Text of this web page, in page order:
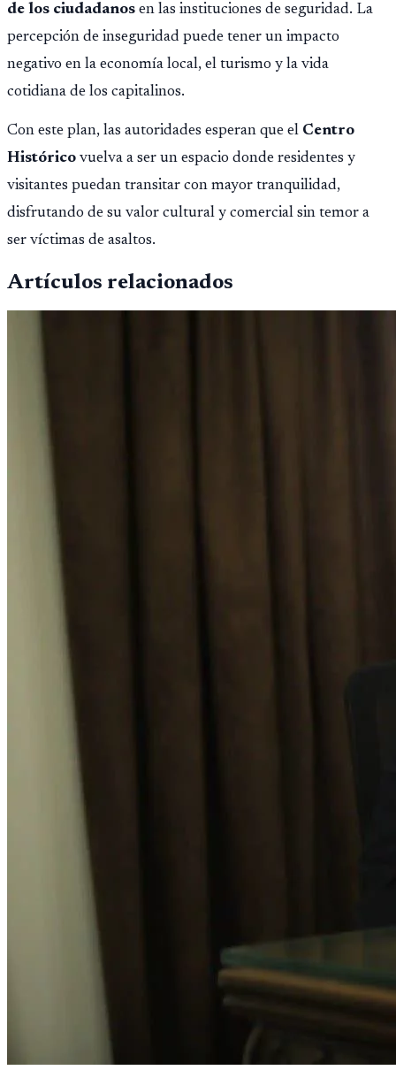
de los ciudadanos en las instituciones de seguridad. La
percepción de inseguridad puede tener un impacto
negativo en la economía local, el turismo y la vida
cotidiana de los capitalinos.
Con este plan, las autoridades esperan que el Centro
Histórico vuelva a ser un espacio donde residentes y
visitantes puedan transitar con mayor tranquilidad,
disfrutando de su valor cultural y comercial sin temor a
ser víctimas de asaltos.
Artículos relacionados